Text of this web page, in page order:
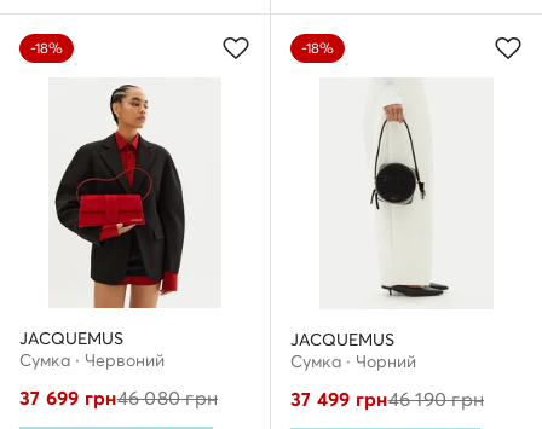
-18%
JACQUEMUS
Сумка · Червоний
37 699 грн46 080грн
-18%
JACQUEMUS
Сумка · Чорний
37 499 грн46 190грн